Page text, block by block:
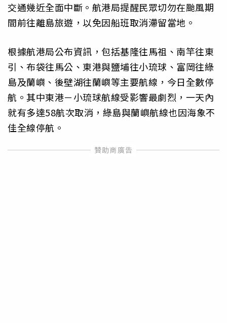
交通幾近全面中斷。航港局提醒民眾切勿在颱風期
間前往離島旅遊，以免因船班取消滯留當地。
根據航港局公布資訊，包括基隆往馬祖、南竿往東
引、布袋往馬公、東港與鹽埔往小琉球、富岡往綠
島及蘭嶼、後壁湖往蘭嶼等主要航線，今日全數停
航。其中東港－小琉球航線受影響最劇烈，一天內
就有多達58航次取消，綠島與蘭嶼航線也因海象不
佳全線停航。